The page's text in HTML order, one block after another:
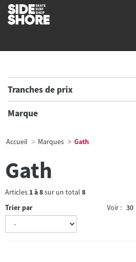
Tranches de prix
Marque
Accueil Marques Gath
Gath
Articles 1à8sur un total 8
Trier par
Voir : 30